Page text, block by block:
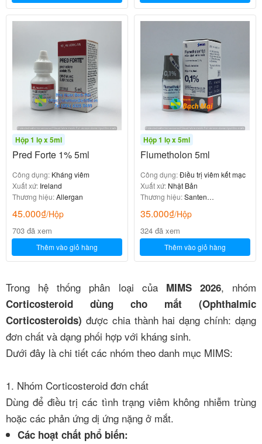
Hộp 1 lọ x 5ml
Pred Forte 1% 5ml
Công dụng: Kháng viêm
Xuất xứ: Ireland
Thương hiệu:Allergan
45.000₫/Hộp
703 đã xem
Thêm vào giỏ hàng
Hộp 1 lọ x 5ml
Flumetholon 5ml
Công dụng:Điều trị viêm kết mạc
Xuất xứ: Nhật Bản
Thương hiệu:Santen
35.000₫/Hộp
324 đã xem
Thêm vào giỏ hàng
Trong hệ thống phân loại của MIMS 2026, nhóm
Corticosteroid dùng cho mắt (Ophthalmic
Corticosteroids) được chia thành hai dạng chính: dạng
đơn chất và dạng phối hợp với kháng sinh.
Dưới đây là chi tiết các nhóm theo danh mục MIMS:
1. Nhóm Corticosteroid đơn chất
Dùng để điều trị các tình trạng viêm không nhiễm trùng
hoặc các phản ứng dị ứng nặng ở mắt.
Các hoạt chất phổ biến: